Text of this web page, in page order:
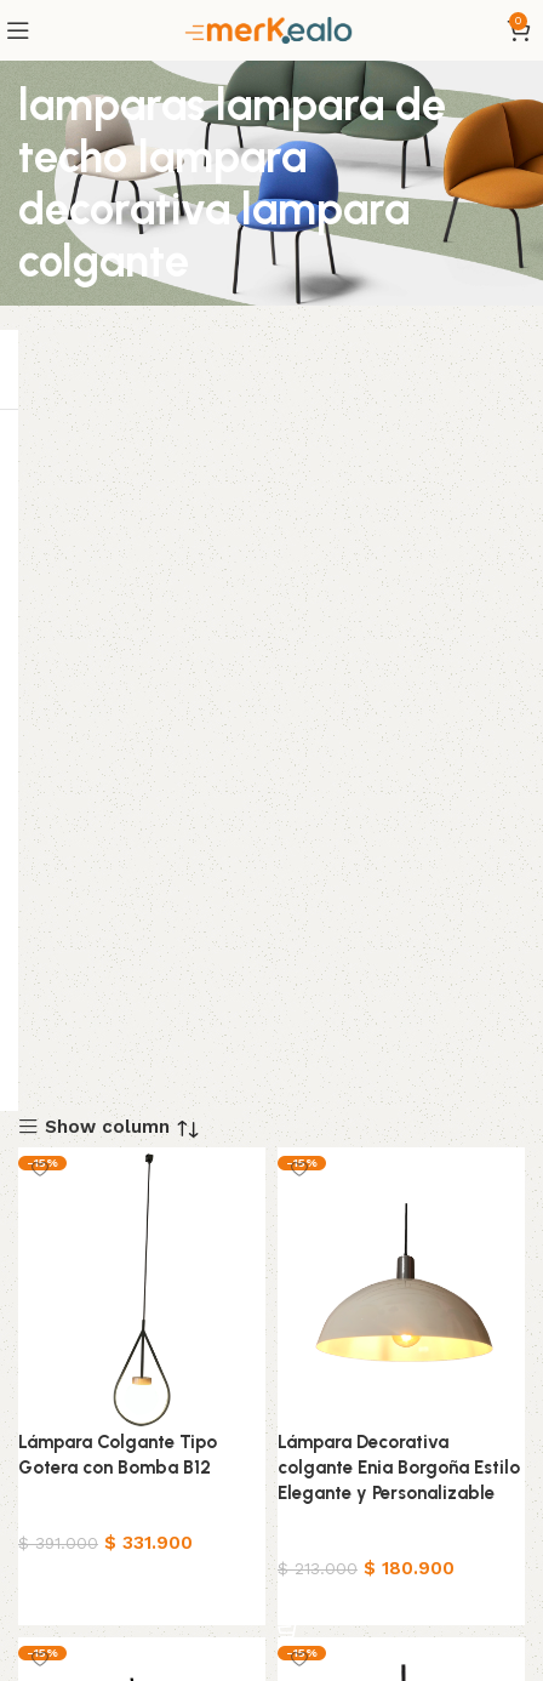
0
lamparas lampara de
techo lampara
decorativa lampara
colgante
Show column
-15%
Lámpara Colgante Tipo
Gotera con Bomba B12
$391.000 $ 331.900
-15%
Lámpara Decorativa
colgante Enia Borgoña Estilo
Elegante y Personalizable
$213.000 $ 180.900
-15% -15%